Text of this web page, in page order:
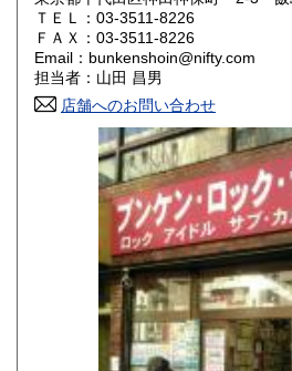
山口県 200円
香川県 200円
高知県 200円
200円 長
200円 大
200円 鹿
200円
ＴＥＬ：03-3511-8226
ＦＡＸ：03-3511-8226
Email：bunkenshoin@nifty.com
担当者：山田 昌男
店舗へのお問い合わせ